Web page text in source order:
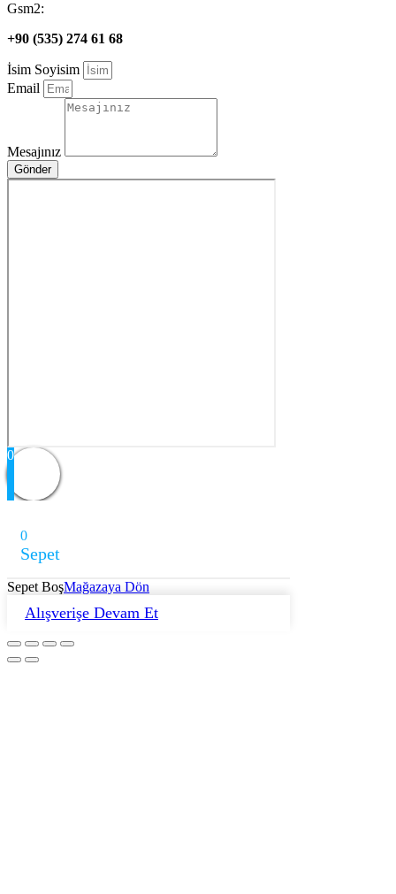
Gsm2:
+90 (535) 274 61 68
İsim Soyisim
Email
Mesajınız
Gönder
0
0
Sepet
Sepet BoşMağazaya Dön
Alışverişe Devam Et